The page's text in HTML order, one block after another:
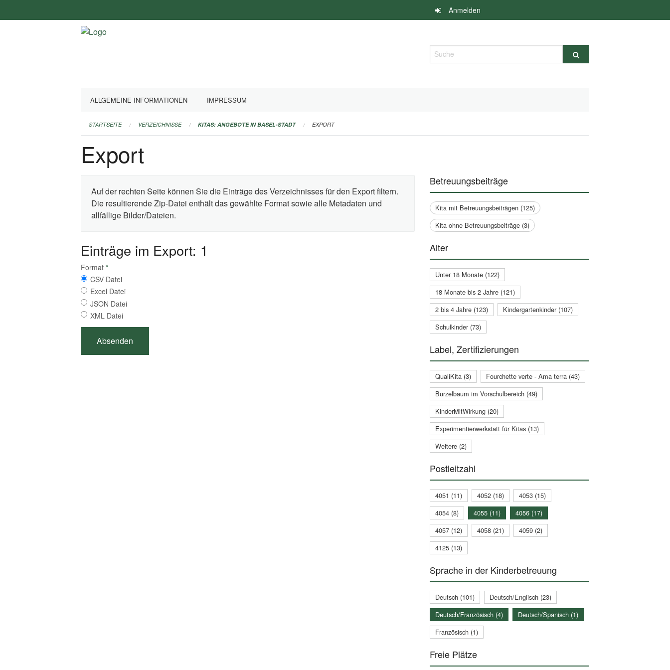
überspringen
Anmelden
Suche
ALLGEMEINE INFORMATIONEN IMPRESSUM
STARTSEITE VERZEICHNISSE KITAS: ANGEBOTE IN BASEL-STADT EXPORT
Export
Auf der rechten Seite können Sie die Einträge des Verzeichnisses für den Export filtern.
Die resultierende Zip-Datei enthält das gewählte Format sowie alle Metadaten und
allfällige Bilder/Dateien.
Einträge im Export: 1
Format *
CSV Datei
Excel Datei
JSON Datei
XML Datei
Betreuungsbeiträge
Kita mit Betreuungsbeiträgen (125)
Kita ohne Betreuungsbeiträge (3)
Alter
Unter 18 Monate (122)
18 Monate bis 2 Jahre (121)
2 bis 4 Jahre (123)
Kindergartenkinder (107)
Schulkinder (73)
Label, Zertifizierungen
QualiKita (3)
Fourchette verte - Ama terra (43)
Burzelbaum im Vorschulbereich (49)
KinderMitWirkung (20)
Experimentierwerkstatt für Kitas (13)
Weitere (2)
Postleitzahl
4051 (11) 4052 (18)
4053 (15)
4054 (8)
4055 (11)
4056 (17)
4057 (12)
4058 (21)
4059 (2)
4125 (13)
Sprache in der Kinderbetreuung
Deutsch (101)
Deutsch/Englisch (23)
Deutsch/Französisch (4)
Deutsch/Spanisch (1)
Französisch (1)
Freie Plätze